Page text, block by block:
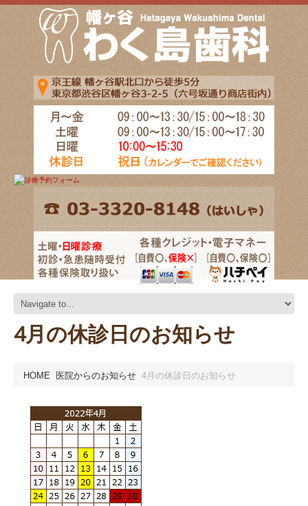
4月の休診日のお知らせ
HOME 医院からのお知らせ 4月の休診日のお知らせ